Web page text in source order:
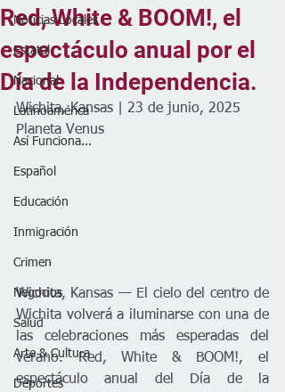
Noticias Locales
Estatal
Nacional
Latinoamérica
Así Funciona...
Español
Educación
Inmigración
Crimen
Negocios
Salud
Arte & Cultura
Deportes
Red, White & BOOM!, el
espectáculo anual por el
Día de la Independencia.
Wichita, Kansas | 23 de junio, 2025
Planeta Venus
Wichita, Kansas — El cielo del centro de
Wichita volverá a iluminarse con una de
las celebraciones más esperadas del
verano. Red, White & BOOM!, el
espectáculo anual del Día de la